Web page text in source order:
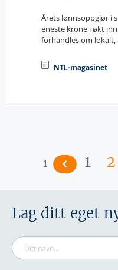
Årets lønnsoppgjør i
eneste krone i økt
forhandles om
NTL-magasinet
1 1 2
Lag ditt eget